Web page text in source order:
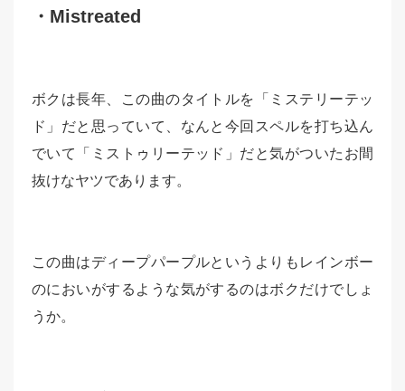
・Mistreated
ボクは長年、この曲のタイトルを「ミステリーテッ
ド」だと思っていて、なんと今回スペルを打ち込ん
でいて「ミストゥリーテッド」だと気がついたお間
抜けなヤツであります。
この曲はディープパープルというよりもレインボー
のにおいがするような気がするのはボクだけでしょ
うか。